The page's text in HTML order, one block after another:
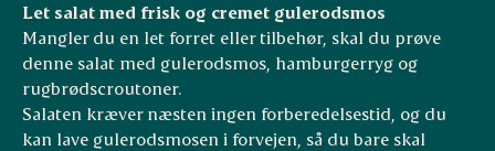
Let salat med frisk og cremet gulerodsmos
Mangler du en let forret eller tilbehør, skal du prøve
denne salat med gulerodsmos, hamburgerryg og
rugbrødscroutoner.
Salaten kræver næsten ingen forberedelsestid, og du
kan lave gulerodsmosen i forvejen, så du bare skal